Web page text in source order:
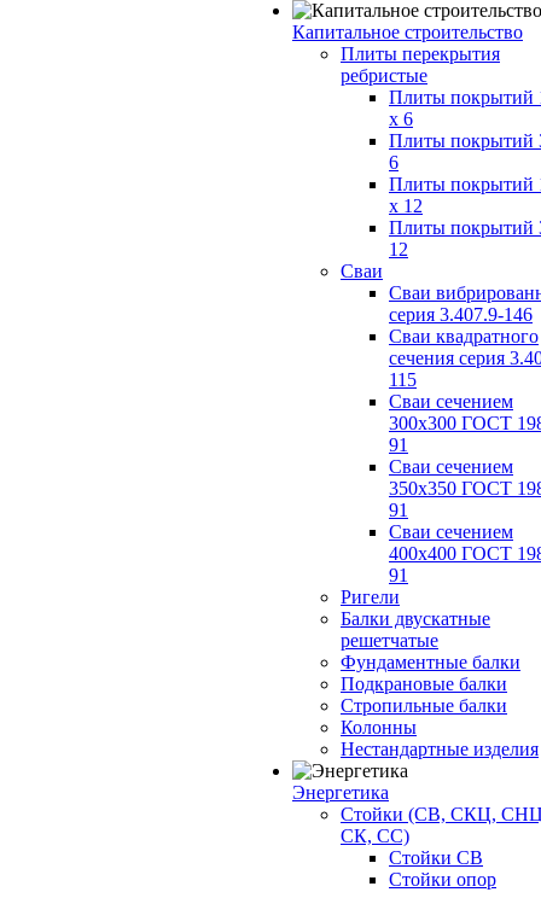
Капитальное строительство
Плиты перекрытия
ребристые
Плиты покрытий
x 6
Плиты покрытий
6
Плиты покрытий
x 12
Плиты покрытий
12
Сваи
Сваи
серия 3.407.9-146
Сваи квадратного
сечения серия
115
Сваи сечением
300х300 ГОСТ
91
Сваи сечением
350х350 ГОСТ
91
Сваи сечением
400х400 ГОСТ
91
Ригели
Балки двускатные
решетчатые
Фундаментные балки
Подкрановые балки
Стропильные балки
Колонны
Нестандартные изделия
Энергетика
Стойки (СВ, СКЦ,
СК, СС)
Стойки СВ
Стойки опор